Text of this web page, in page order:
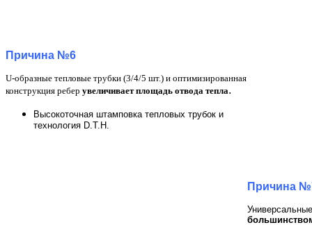
Причина №6
U-образные тепловые трубки (3/4/5 шт.) и оптимизированная
конструкция ребер увеличивает площадь отвода тепла.
Высокоточная штамповка тепловых трубок и
технология D.T.H.
Причина